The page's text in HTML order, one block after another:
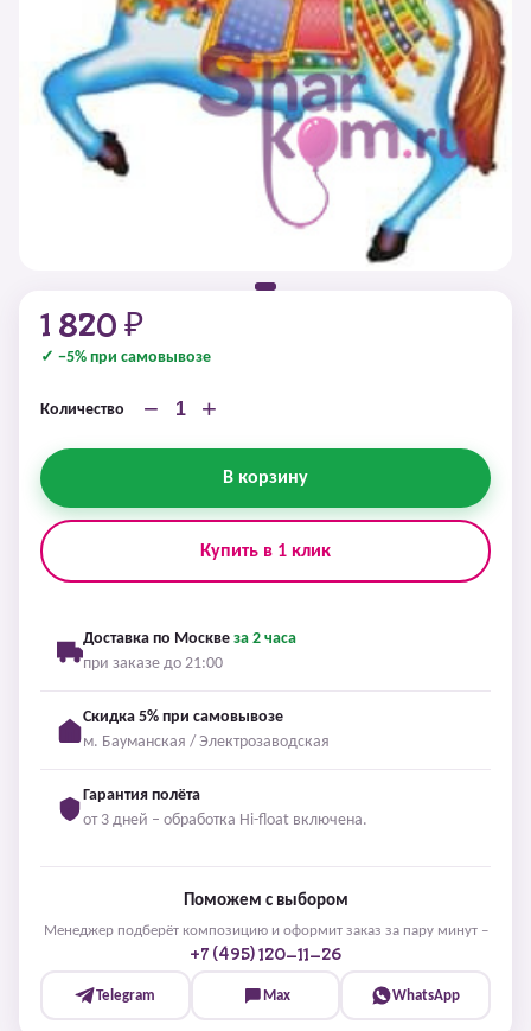
1 820 ₽
✓ −5% при самовывозе
Количество − +
В корзину
Купить в 1 клик
Доставка по Москве за 2 часа
при заказе до 21:00
Скидка 5% при самовывозе
м. Бауманская / Электрозаводская
Гарантия полёта
от 3 дней – обработка Hi-float включена.
Поможем с выбором
Менеджер подберёт композицию и оформит заказ за пару минут –
+7 (495) 120-11-26
Telegram Max WhatsApp